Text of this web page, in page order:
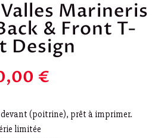
Marineris
& Front T-
Design
€
devant (poitrine), prêt à imprimer.
limitée